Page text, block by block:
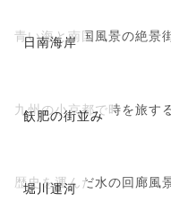
日南海岸
青い海と南国風景の絶景
飫肥の街並み
九州の小京都で時を旅す
堀川運河
歴史を運んだ水の回廊風